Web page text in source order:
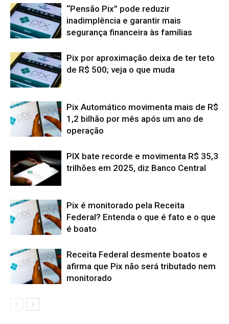
“Pensão Pix” pode reduzir
inadimplência e garantir mais
segurança financeira às famílias
Pix por aproximação deixa de ter teto
de R$ 500; veja o que muda
Pix Automático movimenta mais de R$
1,2 bilhão por mês após um ano de
operação
PIX bate recorde e movimenta R$ 35,3
trilhões em 2025, diz Banco Central
Pix é monitorado pela Receita
Federal? Entenda o que é fato e o que
é boato
Receita Federal desmente boatos e
afirma que Pix não será tributado nem
monitorado